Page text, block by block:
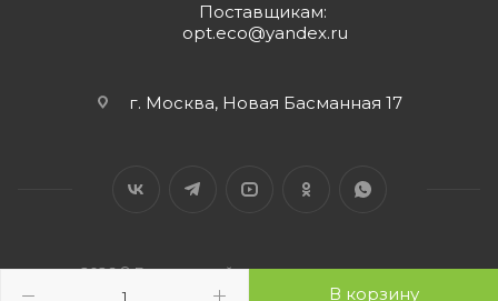
В корзину
Поставщикам:
opt.eco@yandex.ru
г. Москва, Новая Басманная 17
2026 © Благодатный мир - интернет-магазин